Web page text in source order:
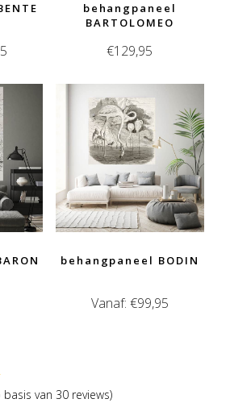
behangpaneel
BARTOLOMEO
€129,95
behangpaneel BODIN
Vanaf: €99,95
van 30 reviews)